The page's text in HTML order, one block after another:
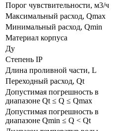
Порог чувствительности, м3/ч
Максимальный расход, Qmax
Минимальный расход, Qmin
Материал корпуса
Ду
Степень IP
Длина проливной части, L
Переходный расход, Qt
Допустимая погрешность в
диапазоне Qt ≤ Q ≤ Qmax
Допустимая погрешность в
диапазоне Qmin ≤ Q < Qt